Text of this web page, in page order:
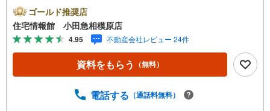
さい。【営業時間 10:00～19:00 火曜・水曜（祝日の場
合は営業いたします）】「資料請求」「内覧」のお問い合
わせは上記時間内ですとスムーズにご対応が可能です。ス
タッフ一同お客様のお問合せをお待ちしております。【住
宅ローン相談会】開催中無理のない住宅ローンの試算やご
購入の際にかかる諸費用の概算も行っております。しっか
気軽にご相談ください。お客様第一主義をモット-にお引越
ゴールド推奨店
住宅情報館 小田急相模原店
4.95 不動産会社レビュー 24件
資料をもらう （無料）
電話する （通話料無料）